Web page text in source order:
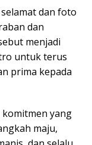
dan foto
dan
menjadi
untuk terus
prima kepada
yang
maju,